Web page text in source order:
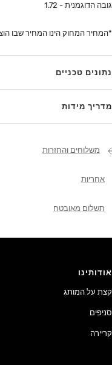
גובה הדוגמנית - 1.72
*המחיר המחוק הינו המחיר שבו
נתונים טכניים
מדריך מידות
משלוחים והחזרות
אחריות
תשלום מאובטח
אודותינו
קצת על המותג
סניפים
קריירה